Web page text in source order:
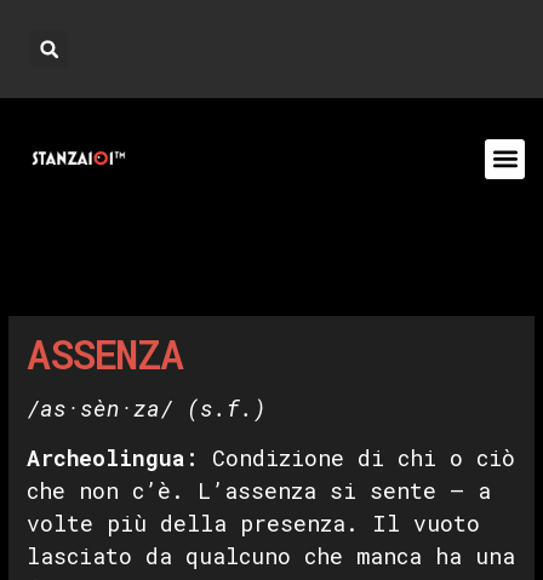
ASSENZA
/as·sèn·za/ (s.f.)
Archeolingua:
Condizione di chi o ciò
che non c’è. L’assenza si sente — a
volte più della presenza. Il vuoto
lasciato da qualcuno che manca ha una